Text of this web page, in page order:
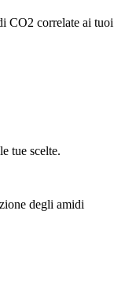
CO2 correlate ai tuoi
tue scelte.
degli amidi